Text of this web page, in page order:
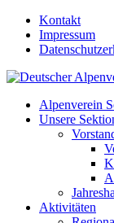
Kontakt
Impressum
Alpenverein
Unsere
Aktivitäten